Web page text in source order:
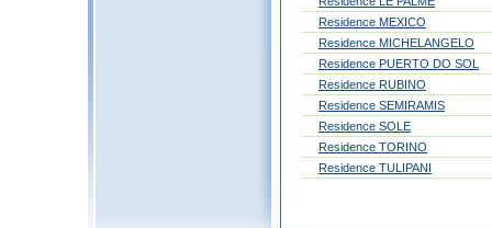
Residence MEXICO
Residence MICHELANGELO
Residence PUERTO DO SOL
Residence RUBINO
Residence SEMIRAMIS
Residence SOLE
Residence TORINO
Residence TULIPANI